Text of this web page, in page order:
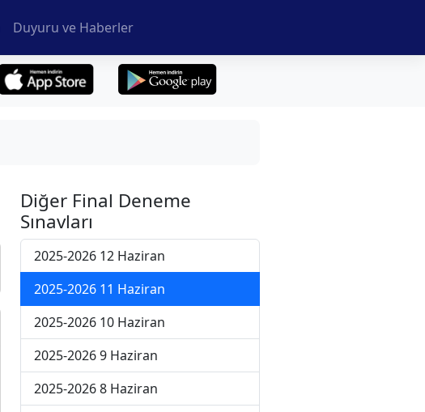
Duyuru ve Haberler
Diğer Final Deneme
Sınavları
2025-2026 12 Haziran
2025-2026 11 Haziran
2025-2026 10 Haziran
2025-2026 9 Haziran
2025-2026 8 Haziran